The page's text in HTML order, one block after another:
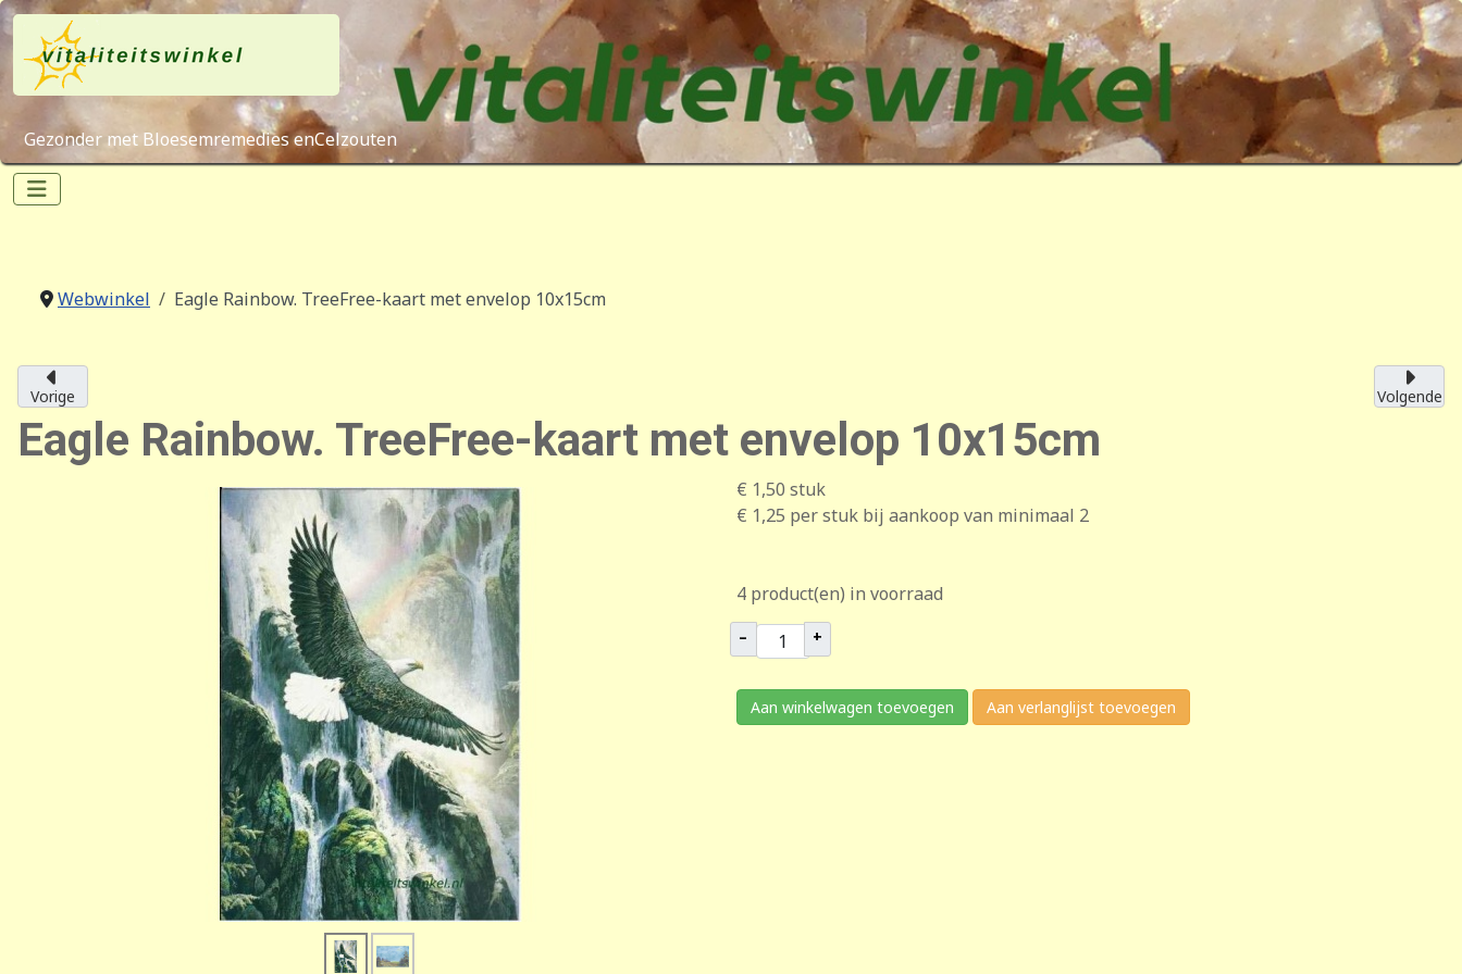
Gezonder met Bloesemremedies enCelzouten
Webwinkel Eagle Rainbow. TreeFree-kaart met envelop 10x15cm
Vorige Volgende
Eagle Rainbow. TreeFree-kaart met envelop 10x15cm
€ 1,50 stuk
€ 1,25 per stuk bij aankoop van minimaal 2
4 product(en) in voorraad
– +
Aan winkelwagen toevoegen Aan verlanglijst toevoegen